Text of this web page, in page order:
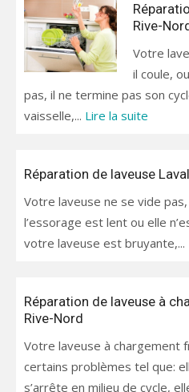
Rive-
Votre
il coule,
pas, il ne termine pas son
vaisselle,... Lire la suite
Réparation de laveuse
Votre laveuse ne se vide
l’essorage est lent ou elle
votre laveuse est bruyante,...
Réparation de laveuse à
Rive-Nord
Votre laveuse à chargement
certains problèmes tel que:
s’arrête en milieu de cycle,